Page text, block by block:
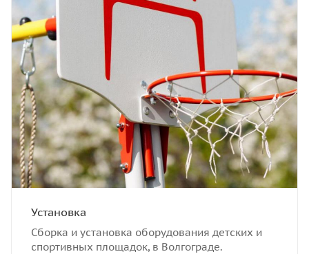
Установка
Сборка и установка оборудования детских и
спортивных площадок, в Волгограде.